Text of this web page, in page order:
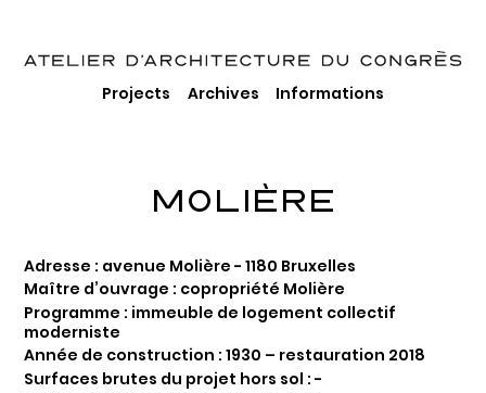
Projects Archives Informations
MOLIÈRE
Adresse : avenue Molière - 1180 Bruxelles
Maître d’ouvrage : copropriété Molière
Programme : immeuble de logement collectif
moderniste
Année de construction : 1930 – restauration 2018
Surfaces brutes du projet hors sol : -